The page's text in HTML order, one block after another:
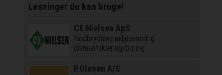
Løsninger du kan bruge!
CE Nielsen ApS
Nedbrydning miljøsanering
diamantskæring/boring
P.Olesen A/S